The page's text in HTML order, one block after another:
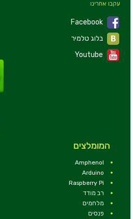
עקבו אחרינו
Facebook
Youtube
המומלצים
Amphenol
Arduino
Raspberry Pi
רב מודד
מלחמים
פנסים